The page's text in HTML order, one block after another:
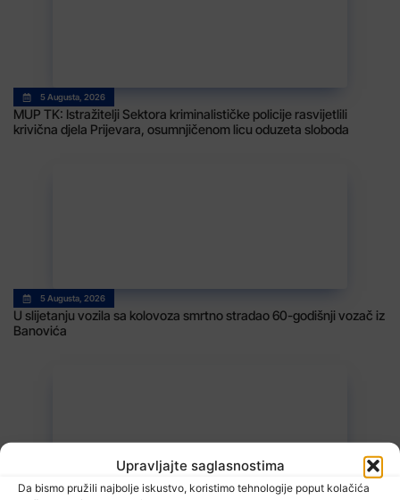
Upravljajte saglasnostima
Da bismo pružili najbolje iskustvo, koristimo tehnologije poput kolačića
5 Augusta, 2026
MUP TK: Istražitelji Sektora kriminalističke policije rasvijetlili
krivična djela Prijevara, osumnjičenom licu oduzeta sloboda
5 Augusta, 2026
U slijetanju vozila sa kolovoza smrtno stradao 60-godišnji vozač iz
Banovića